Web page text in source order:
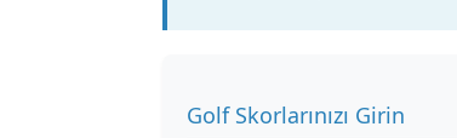
Golf Skorlarınızı Girin